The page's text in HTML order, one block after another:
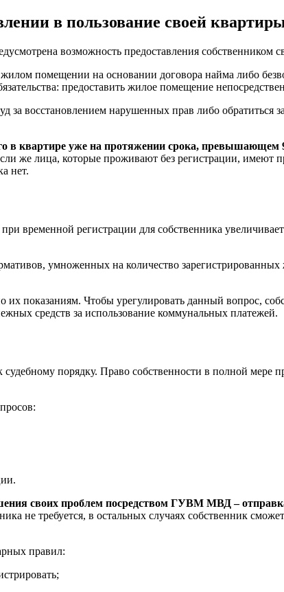
в пользование своей
возможность предоставления собственником
помещении на основании договора найма либо
предоставить жилое помещение
за восстановлением нарушенных прав либо обратиться
в квартире уже на протяжении срока, превышающем
же лица, которые проживают без регистрации, имеют
нет.
временной регистрации для собственника
умноженных на количество
их показаниям. Чтобы урегулировать данный вопрос,
средств за использование коммунальных платежей.
порядку. Право собственности в полной мере
своих проблем посредством ГУВМ МВД –
не требуется, в остальных случаях собственник
правил: